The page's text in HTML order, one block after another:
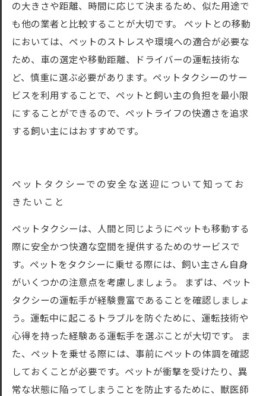
の大きさや距離、時間に応じて決まるため、似た用途で
も他の業者と比較することが大切です。 ペットとの移動
においては、ペットのストレスや環境への適合が必要な
ため、車の選定や移動距離、ドライバーの運転技術な
ど、慎重に選ぶ必要があります。ペットタクシーのサー
ビスを利用することで、ペットと飼い主の負担を最小限
にすることができるので、ペットライフの快適さを追求
する飼い主にはおすすめです。
ペットタクシーでの安全な送迎について知ってお
きたいこと
ペットタクシーは、人間と同じようにペットも移動する
際に安全かつ快適な空間を提供するためのサービスで
す。ペットをタクシーに乗せる際には、飼い主さん自身
がいくつかの注意点を考慮しましょう。 まずは、ペット
タクシーの運転手が経験豊富であることを確認しましょ
う。運転中に起こるトラブルを防ぐために、運転技術や
心得を持った経験ある運転手を選ぶことが大切です。 ま
た、ペットを乗せる際には、事前にペットの体調を確認
しておくことが必要です。ペットが衝撃を受けたり、異
常な状態に陥ってしまうことを防止するために、獣医師